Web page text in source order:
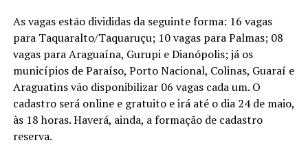
As vagas estão divididas da seguinte forma: 16 vagas
para Taquaralto/Taquaruçu; 10 vagas para Palmas; 08
vagas para Araguaína, Gurupi e Dianópolis; já os
municípios de Paraíso, Porto Nacional, Colinas, Guaraí e
Araguatins vão disponibilizar 06 vagas cada um. O
cadastro será online e gratuito e irá até o dia 24 de maio,
às 18 horas. Haverá, ainda, a formação de cadastro
reserva.